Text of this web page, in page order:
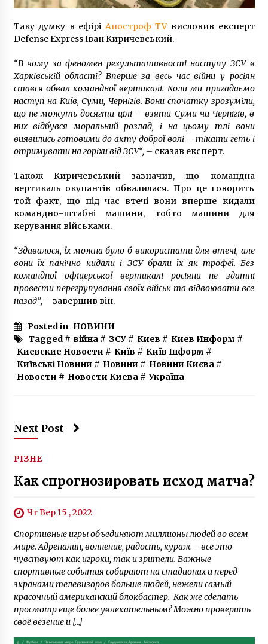
Офіс російського “Промінвестбанку” облили
червоною фарбою та заварили двері
10 років ago
Міжнародна комісія ООН визнала викрадення
росією українських дітей злочином проти
людяності
5 місяців ago
15 та 16 червня на ділянці вулиці
Інститутської частково обмежать рух
7 років ago
Рятувальники третю добу шукають зниклих
на Київщині рибалок
6 років ago
У столичному ресторані сталася стрілянина:
є постраждалий
5 років ago
Таку думку в ефірі Апостроф TVвисловив експерт
Defense Express Іван Киричевський.
“В чому за феномен результативності наступу ЗСУ в
Харківській області? Вперше за весь час війни у росіян
стався обвал командної вертикалі. Коли ми пригадаємо
наступ на Київ, Суми, Чернігів.Вони спочатку зрозуміли,
що не можуть досягти цілі – взяти Суми чи Чернігів, в
них відбувся моральний розлад, і на цьому тлі вони
виявились готовими до акту доброї волі – тікати геть і
отримувати на горіхи від ЗСУ“, – сказав експерт.
Також Киричевський зазначив, що командна
вертикаль окупантів обвалилася. Про це говорить
той факт, що під час втечі вони вперше кидали
командно-штабні машини, тобто машини для
керування військами.
“Здавалося, їх можна було б використати для втечі, але
вони їх панічно кидали і ЗСУ брали їх як трофеї. Без
командної офіцерської вертикалі росіяни не здатні
провести перегрупування своїх військ та відвоювати все
назад”, – завершив він.
Posted in НОВИНИ
Tagged # війна# ЗСУ# Киев # Киев Информ #
Киевские Новости # Київ # Київ Інформ #
Київські Новини # Новини # Новини Києва#
Новости # Новости Киева# Україна
Next Post
РІЗНЕ
Как спрогнозировать исход матча?
Чт Вер 15 , 2022
Спортивные игры объединяют миллионы людей во всем
мире. Адреналин, волнение, радость, кураж – все это
чувствуют как игроки, так и зрители. Важные
спортивные события собирают на стадионах и перед
экранами телевизоров больше людей, нежели самый
красочный американский блокбастер. Как же сделать
просмотр еще более увлекательным? Можно проверить
своё везение и […]